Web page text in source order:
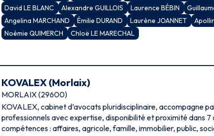
David LE BLANC
Alexandre GUILLOIS Laurence BÉBIN
Angelina MARCHAND
Émilie DURAND Laurène JOANNET
Noémie QUIMERCH
Chloë LE MARECHAL
KOVALEX (Morlaix)
MORLAIX (29600)
KOVALEX, cabinet d’avocats pluridisciplinaire, accompagne
professionnels avec expertise, disponibilité et proximité dans 7
compétences : affaires, agricole, famille, immobilier, public,